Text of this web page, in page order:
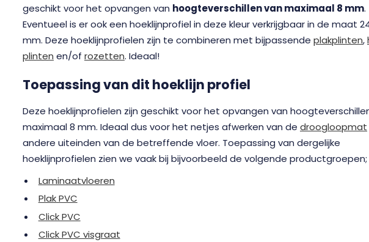
geschikt voor het opvangen van hoogteverschillen van maximaal 8 mm.
Eventueel is er ook een hoeklijnprofiel in deze kleur verkrijgbaar in de maat
mm. Deze hoeklijnprofielen zijn te combineren met bijpassende plakplinten,
plinten en/of rozetten. Ideaal!
Toepassing van dit hoeklijn profiel
Deze hoeklijnprofielen zijn geschikt voor het opvangen van
maximaal 8 mm. Ideaal dus voor het netjes afwerken van de droogloopmat
andere uiteinden van de betreffende vloer. Toepassing van dergelijke
hoeklijnprofielen zien we vaak bij bijvoorbeeld de volgende productgroepen;
Laminaatvloeren
Plak PVC
Click PVC
Click PVC visgraat